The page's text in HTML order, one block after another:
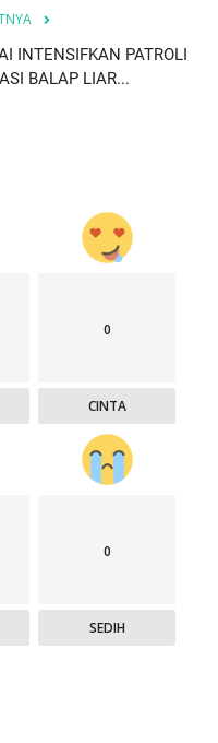
INTENSIFKAN PATROLI
BALAP LIAR...
0
CINTA
0
SEDIH